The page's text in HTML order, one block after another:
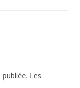
Les